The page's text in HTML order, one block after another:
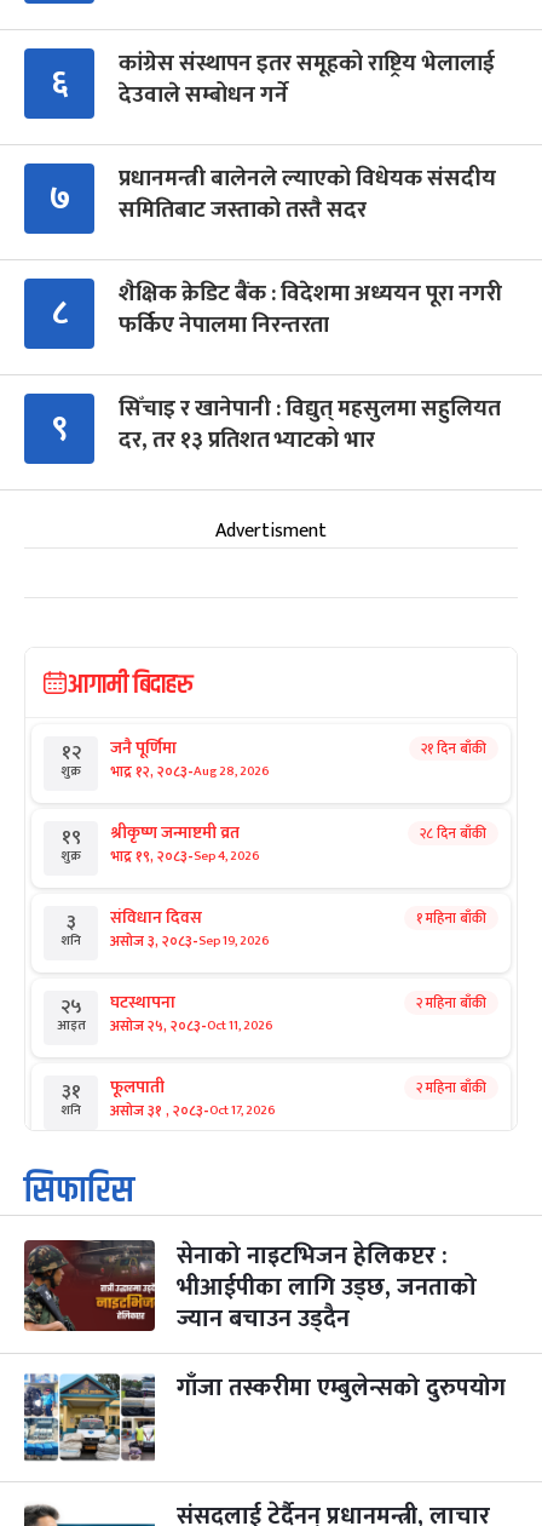
६
कांग्रेस संस्थापन इतर समूहको राष्ट्रिय भेलालाई
देउवाले सम्बोधन गर्ने
७
प्रधानमन्त्री बालेनले ल्याएको विधेयक संसदीय
समितिबाट जस्ताको तस्तै सदर
८
शैक्षिक क्रेडिट बैंक : विदेशमा अध्ययन पूरा नगरी
फर्किए नेपालमा निरन्तरता
९
सिँचाइ र खानेपानी : विद्युत् महसुलमा सहुलियत
दर, तर १३ प्रतिशत भ्याटको भार
Advertisment
आगामी बिदाहरु
१२
शुक्र
जनै पूर्णिमा
भाद्र १२, २०८३-Aug 28, 2026
२१ दिन बाँकी
१९
शुक्र
श्रीकृष्ण जन्माष्टमी व्रत
भाद्र १९, २०८३-Sep 4, 2026
२८ दिन बाँकी
३
शनि
संविधान दिवस
असोज ३, २०८३-Sep 19, 2026
१ महिना बाँकी
२५
आइत
घटस्थापना
असोज २५, २०८३-Oct 11, 2026
२ महिना बाँकी
३१
शनि
फूलपाती
असोज ३१ , २०८३-Oct 17, 2026
२ महिना बाँकी
१
आइत
कार्तिक सङ्क्रान्ति
कार्तिक १, २०८३
३
मंगल
महानवमी
कार्तिक ३, २०८३-Oct 20, 2026
२ महिना बाँकी
४
कार्तिक ४, २०८३
५
बिहि
पापा‌ङ्कुशा एकादशी व्रत
कार्तिक ५, २०८३
२२ कुकुर तिहार ३ महिना बाँकी
सिफारिस
सेनाको नाइटभिजन हेलिकप्टर :
भीआईपीका लागि उड्छ, जनताको
ज्यान बचाउन उड्दैन
गाँजा तस्करीमा एम्बुलेन्सको दुरुपयोग
संसद्लाई टेर्दैनन् प्रधानमन्त्री, लाचार